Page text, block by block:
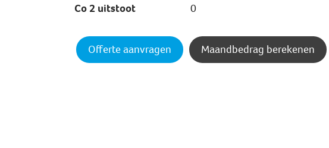
Co 2 uitstoot
0
Offerte aanvragen Maandbedrag berekenen